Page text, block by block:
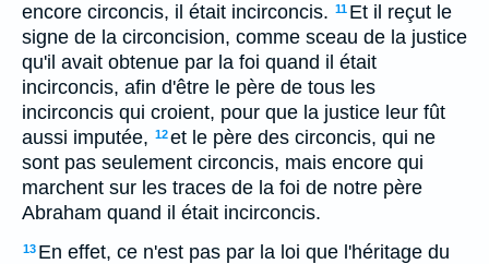
encore circoncis, il était incirconcis. 11 Et il reçut le
signe de la circoncision, comme sceau de la justice
qu'il avait obtenue par la foi quand il était
incirconcis, afin d'être le père de tous les
incirconcis qui croient, pour que la justice leur fût
aussi imputée, 12et le père des circoncis, qui ne
sont pas seulement circoncis, mais encore qui
marchent sur les traces de la foi de notre père
Abraham quand il était incirconcis.
13 En effet, ce n'est pas par la loi que l'héritage du